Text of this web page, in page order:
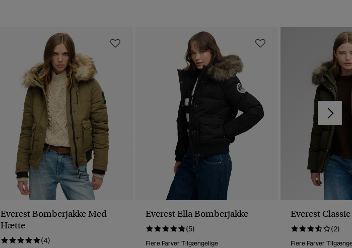
Everest Bomberjakke Med
Hætte
(4)
Everest Ella Bomberjakke
(5)
Flere Farver Tilgængelige
Everest
(2)
Flere Farver